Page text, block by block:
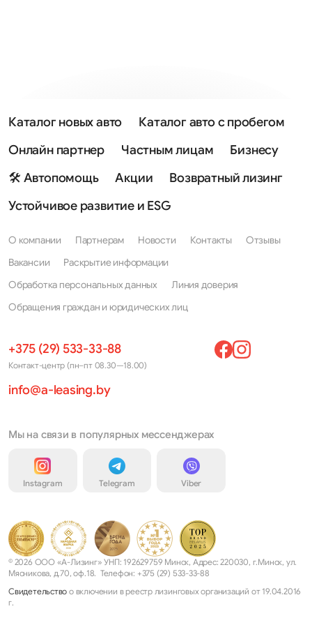
Каталог новых авто
Каталог авто с пробегом
Онлайн партнер
Частным лицам
Бизнесу
🛠 Автопомощь
Акции
Возвратный лизинг
Устойчивое развитие и ESG
О компании Партнерам Новости Контакты
Отзывы
Вакансии
Раскрытие информации
Обработка персональных данных
Линия доверия
Обращения граждан и юридических лиц
+375 (29) 533-33-88
Контакт-центр (пн–пт 08.30—18.00)
info@a-leasing.by
Мы на связи в популярных мессенджерах
Instagram Telegram Viber
© 2026 ООО «А-Лизинг» УНП: 192629759 Минск, Адрес: 220030, г.Минск, ул.
Мясникова, д.70, оф.18. Телефон: +375 (29) 533-33-88
Свидетельство о включении в реестр лизинговых организаций от 19.04.2016
г.